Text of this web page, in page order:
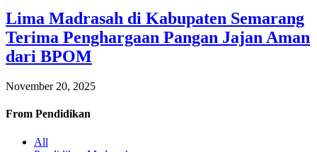
Lima Madrasah di Kabupaten Semarang
Terima Penghargaan Pangan Jajan Aman
dari BPOM
November 20, 2025
From Pendidikan
All